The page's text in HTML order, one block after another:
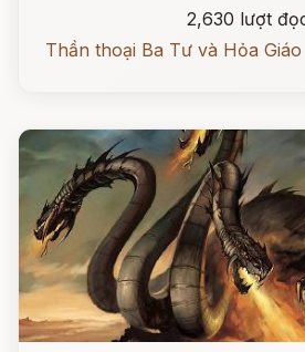
2,630 lượt
Thần thoại Ba Tư và Hỏa Giáo